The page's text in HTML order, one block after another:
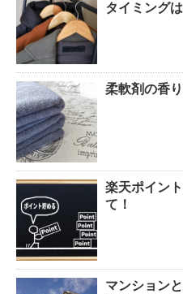
タイミング
柔軟剤の香
楽天ポイン
て！
マンション